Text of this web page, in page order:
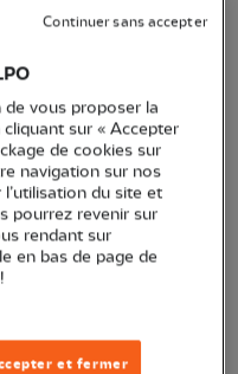
2003
panier
vous proposer la
sur « Accepter
de cookies sur
navigation sur nos
l’utilisation du site et
pourrez revenir sur
rendant sur
en bas de page de
et fermer
Continuer sans accepter